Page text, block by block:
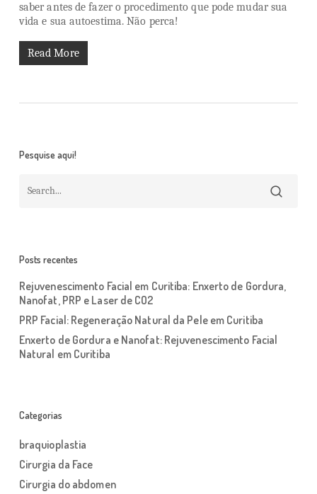
saber antes de fazer o procedimento que pode mudar sua
vida e sua autoestima. Não perca!
Read More
Pesquise aqui!
Posts recentes
Rejuvenescimento Facial em Curitiba: Enxerto de Gordura,
Nanofat, PRP e Laser de CO2
PRP Facial: Regeneração Natural da Pele em Curitiba
Enxerto de Gordura e Nanofat: Rejuvenescimento Facial
Natural em Curitiba
Categorias
braquioplastia
Cirurgia da Face
Cirurgia do abdomen